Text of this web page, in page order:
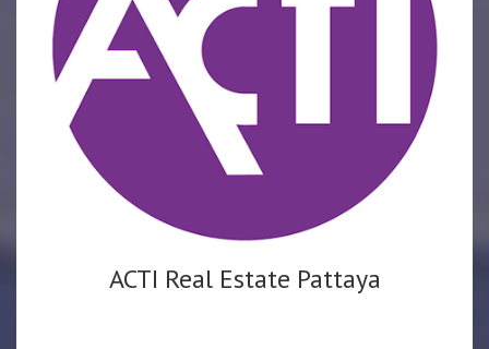
ACTI Real Estate Pattaya